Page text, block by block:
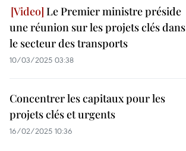
Le Premier ministre préside
une réunion sur les projets clés dans
le secteur des transports
10/03/2025 03:38
Concentrer les capitaux pour les
projets clés et urgents
16/02/2025 10:36